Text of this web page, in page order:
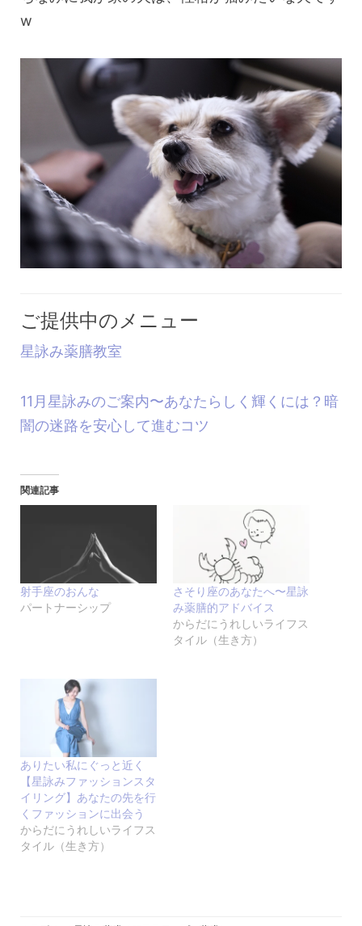
w
ご提供中のメニュー
星詠み薬膳教室
11月星詠みのご案内〜あなたらしく輝くには？暗
闇の迷路を安心して進むコツ
関連記事
射手座のおんな
パートナーシップ
さそり座のあなたへ〜星詠
み薬膳的アドバイス
からだにうれしいライフス
タイル（生き方）
ありたい私にぐっと近く
【星詠みファッションスタ
イリング】あなたの先を行
くファッションに出会う
からだにうれしいライフス
タイル（生き方）